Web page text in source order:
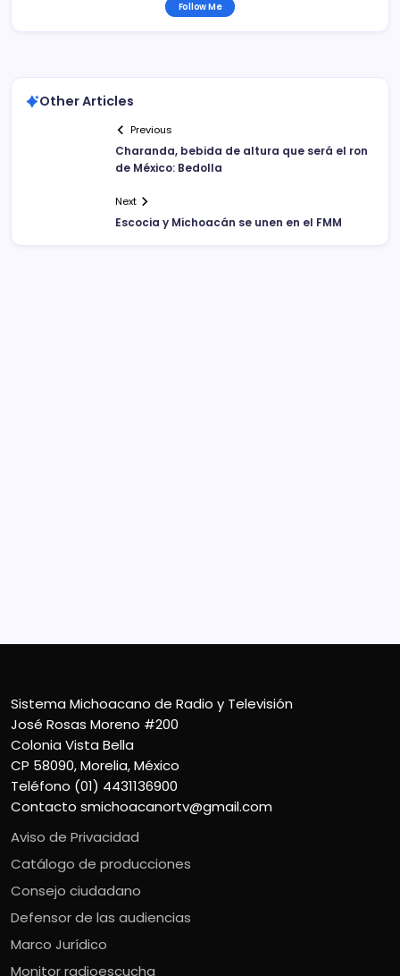
Follow Me
Other Articles
Previous
Charanda, bebida de altura que será el ron
de México: Bedolla
Next
Escocia y Michoacán se unen en el FMM
Sistema Michoacano de Radio y Televisión
José Rosas Moreno #200
Colonia Vista Bella
CP 58090, Morelia, México
Teléfono (01) 4431136900
Contacto smichoacanortv@gmail.com
Aviso de Privacidad
Catálogo de producciones
Consejo ciudadano
Defensor de las audiencias
Marco Jurídico
Monitor radioescucha